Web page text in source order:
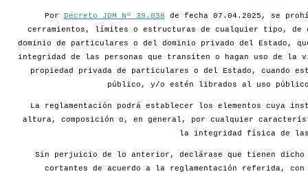
Por Decreto JDM Nº 39.038 de fecha 07.04.2025, se
cerramientos, límites o estructuras de cualquier tipo, de
dominio de particulares o del dominio privado del Estado,
integridad de las personas que transiten o hagan uso de la
propiedad privada de particulares o del Estado, cuando
público, y/o estén librados al uso
La reglamentación podrá establecer los elementos cuya
altura, composición o, en general, por cualquier
la integridad física de las
Sin perjuicio de lo anterior, declárase que tienen dicho
cortantes de acuerdo a la reglamentación referida,